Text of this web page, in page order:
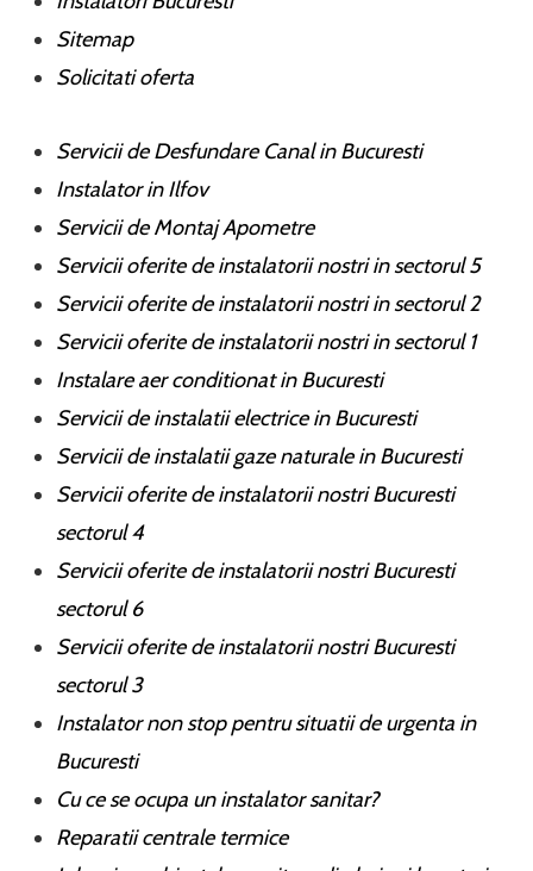
Sitemap
Solicitati oferta
Servicii de Desfundare Canal in Bucuresti
Instalator in Ilfov
Servicii de Montaj Apometre
Servicii oferite de instalatorii nostri in sectorul 5
Servicii oferite de instalatorii nostri in sectorul 2
Servicii oferite de instalatorii nostri in sectorul 1
Instalare aer conditionat in Bucuresti
Servicii de instalatii electrice in Bucuresti
Servicii de instalatii gaze naturale in Bucuresti
Servicii oferite de instalatorii nostri Bucuresti
sectorul 4
Servicii oferite de instalatorii nostri Bucuresti
sectorul 6
Servicii oferite de instalatorii nostri Bucuresti
sectorul 3
Instalator non stop pentru situatii de urgenta in
Bucuresti
Cu ce se ocupa un instalator sanitar?
Reparatii centrale termice